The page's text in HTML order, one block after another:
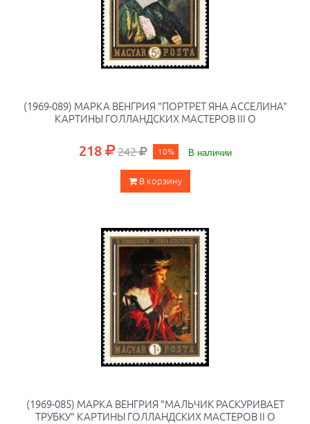
(1969-089) МАРКА ВЕНГРИЯ "ПОРТРЕТ ЯНА АССЕЛИНА"
КАРТИНЫ ГОЛЛАНДСКИХ МАСТЕРОВ III O
218 242 10% В наличии
В корзину
(1969-085) МАРКА ВЕНГРИЯ "МАЛЬЧИК РАСКУРИВАЕТ
ТРУБКУ" КАРТИНЫ ГОЛЛАНДСКИХ МАСТЕРОВ II O